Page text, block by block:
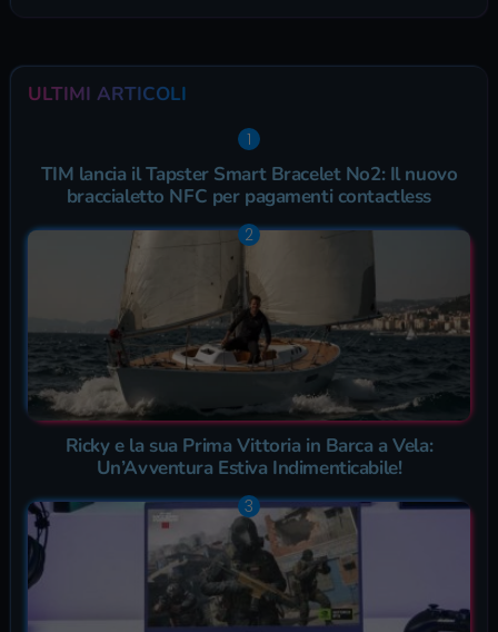
ULTIMI ARTICOLI
TIM lancia il Tapster Smart Bracelet No2: Il nuovo
braccialetto NFC per pagamenti contactless
Ricky e la sua Prima Vittoria in Barca a Vela:
Un’Avventura Estiva Indimenticabile!